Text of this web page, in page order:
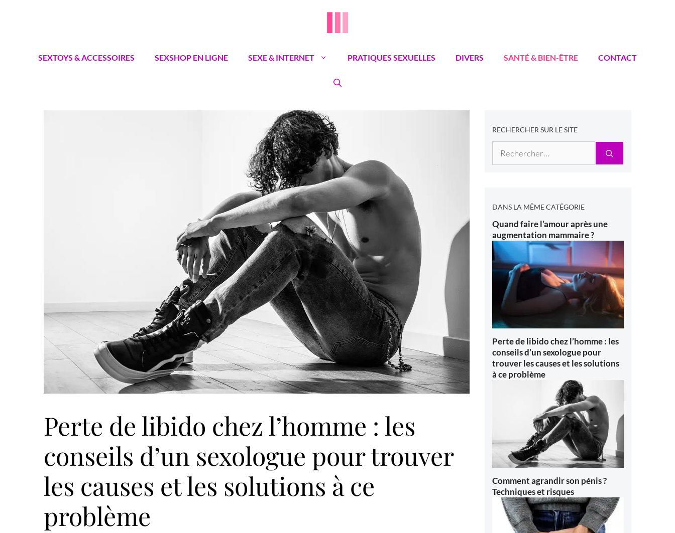
SEXTOYS & ACCESSOIRES SEXSHOP EN LIGNE SEXE & INTERNET PRATIQUES SEXUELLES DIVERS SANTÉ & BIEN-ÊTRE CONTACT
Perte de libido chez l’homme : les
conseils d’un sexologue pour trouver
les causes et les solutions à ce
problème
RECHERCHER SUR LE SITE
DANS LA MÊME CATÉGORIE
Quand faire l’amour après une
augmentation mammaire ?
Perte de libido chez l’homme : les
conseils d’un sexologue pour
trouver les causes et les solutions
à ce problème
Comment agrandir son pénis ?
Techniques et risques